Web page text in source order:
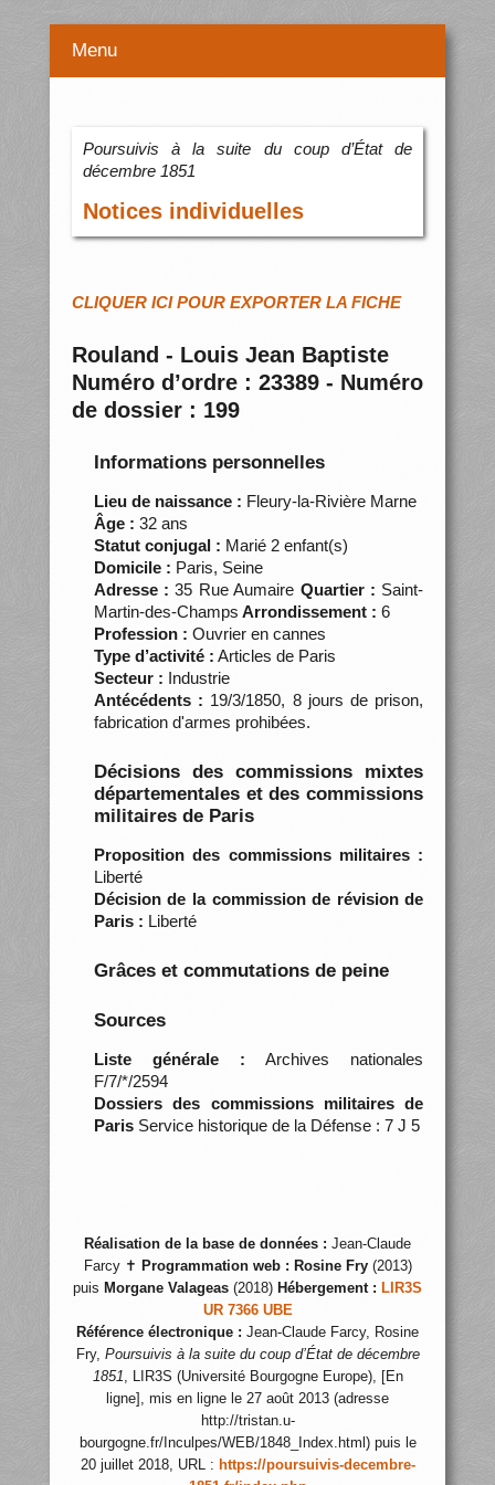
Menu
Poursuivis à la suite du coup d’État de
décembre 1851
Notices individuelles
CLIQUER ICI POUR EXPORTER LA FICHE
Rouland - Louis Jean Baptiste
Numéro d’ordre : 23389 - Numéro
de dossier : 199
Informations personnelles
Lieu de naissance : Fleury-la-Rivière Marne
Âge : 32 ans
Statut conjugal : Marié 2 enfant(s)
Domicile : Paris, Seine
Adresse : 35 Rue Aumaire Quartier : Saint-
Martin-des-Champs Arrondissement : 6
Profession : Ouvrier en cannes
Type d’activité : Articles de Paris
Secteur : Industrie
Antécédents : 19/3/1850, 8 jours de prison,
fabrication d'armes prohibées.
Décisions des commissions mixtes
départementales et des commissions
militaires de Paris
Proposition des commissions militaires :
Liberté
Décision de la commission de révision de
Paris : Liberté
Grâces et commutations de peine
Sources
Liste générale : Archives nationales
F/7/*/2594
Dossiers des commissions militaires de
ParisService historique de la Défense : 7 J 5
Réalisation de la base de données : Jean-Claude
Farcy ✝ Programmation web : Rosine Fry(2013)
puis Morgane Valageas (2018) Hébergement : LIR3S
UR 7366 UBE
Référence électronique : Jean-Claude Farcy, Rosine
Fry, Poursuivis à la suite du coup d’État de décembre
1851, LIR3S (Université Bourgogne Europe), [En
ligne], mis en ligne le 27 août 2013 (adresse
http://tristan.u-
bourgogne.fr/Inculpes/WEB/1848_Index.html) puis le
20 juillet 2018, URL : https://poursuivis-decembre-